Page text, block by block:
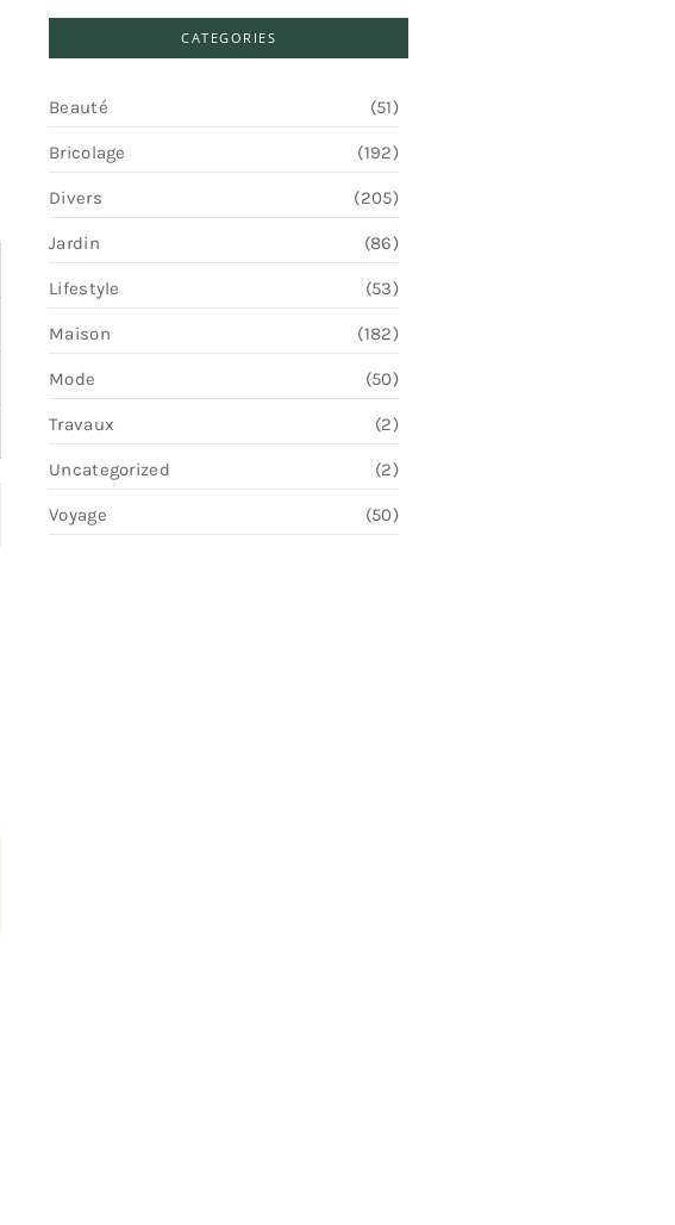
CATEGORIES
Beauté (51)
Bricolage (192)
Divers (205)
Jardin (86)
Lifestyle (53)
Maison (182)
Mode (50)
Travaux (2)
Uncategorized (2)
Voyage (50)